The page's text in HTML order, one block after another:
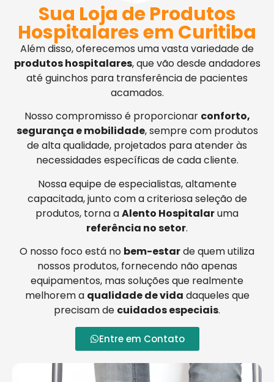
Sua Loja de Produtos
Hospitalares em Curitiba
Além disso, oferecemos uma vasta variedade de
produtos hospitalares, que vão desde andadores
até guinchos para transferência de pacientes
acamados.
Nosso compromisso é proporcionar conforto,
segurança e mobilidade, sempre com produtos
de alta qualidade, projetados para atender às
necessidades específicas de cada cliente.
Nossa equipe de especialistas, altamente
capacitada, junto com a criteriosa seleção de
produtos, torna aAlento Hospitalaruma
referência no setor.
O nosso foco está no bem-estarde quem utiliza
nossos produtos, fornecendo não apenas
equipamentos, mas soluções que realmente
melhorem a qualidade de vida daqueles que
precisam de cuidados especiais.
Entre em Contato